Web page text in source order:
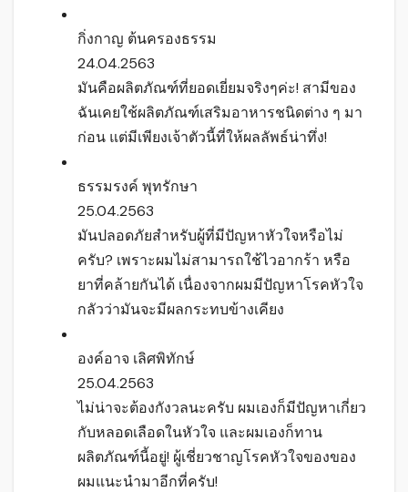
กิ่งกาญ ต้นครองธรรม
24.04.2563
มันคือผลิตภัณฑ์ที่ยอดเยี่ยมจริงๆค่ะ! สามีของ
ฉันเคยใช้ผลิตภัณฑ์เสริมอาหารชนิดต่าง ๆ มา
ก่อน แต่มีเพียงเจ้าตัวนี้ที่ให้ผลลัพธ์น่าทึ่ง!
ธรรมรงค์ พุทรักษา
25.04.2563
มันปลอดภัยสำหรับผู้ที่มีปัญหาหัวใจหรือไม่
ครับ? เพราะผมไม่สามารถใช้ไวอากร้า หรือ
ยาที่คล้ายกันได้ เนื่องจากผมมีปัญหาโรคหัวใจ
กลัวว่ามันจะมีผลกระทบข้างเคียง
องค์อาจ เลิศพิทักษ์
25.04.2563
ไม่น่าจะต้องกังวลนะครับ ผมเองก็มีปัญหาเกี่ยว
กับหลอดเลือดในหัวใจ และผมเองก็ทาน
ผลิตภัณฑ์นี้อยู่! ผู้เชี่ยวชาญโรคหัวใจของของ
ผมแนะนำมาอีกที่ครับ!